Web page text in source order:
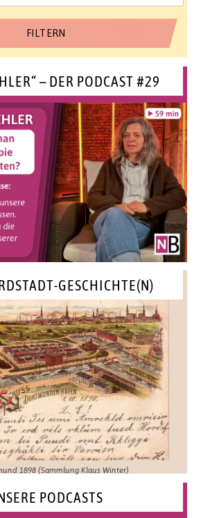
– DER PODCAST #29
GESCHICHTE(N)
1898 (Sammlung Klaus Winter)
PODCASTS